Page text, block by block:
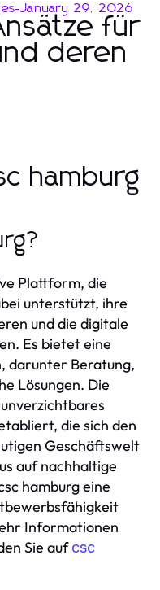
-January 29, 2026
für
deren
hamburg
Plattform, die
unterstützt, ihre
und die digitale
Es bietet eine
darunter Beratung,
Lösungen. Die
die sich den
Geschäftswelt
auf nachhaltige
hamburg eine
Informationen
Sie aufcsc